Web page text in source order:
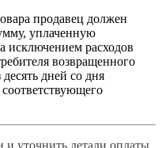
продавец должен
уплаченную
исключением расходов
возвращенного
дней со дня